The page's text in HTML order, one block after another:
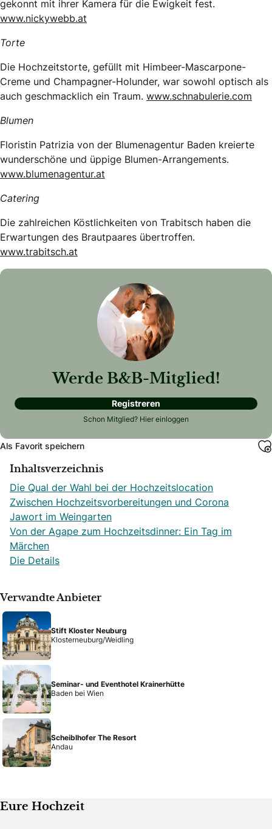
gekonnt mit ihrer Kamera für die Ewigkeit fest.
www.nickywebb.at
Torte
Die Hochzeitstorte, gefüllt mit Himbeer-Mascarpone-
Creme und Champagner-Holunder, war sowohl optisch als
auch geschmacklich ein Traum. www.schnabulerie.com
Blumen
Floristin Patrizia von der Blumenagentur Baden kreierte
wunderschöne und üppige Blumen-Arrangements.
www.blumenagentur.at
Catering
Die zahlreichen Köstlichkeiten von Trabitsch haben die
Erwartungen des Brautpaares übertroffen.
www.trabitsch.at
Werde B&B-Mitglied!
Registreren
Schon Mitglied? Hier einloggen
Als Favorit speichern
Inhaltsverzeichnis
Die Qual der Wahl bei der Hochzeitslocation
Zwischen Hochzeitsvorbereitungen und Corona
Jawort im Weingarten
Von der Agape zum Hochzeitsdinner: Ein Tag im
Märchen
Die Details
Verwandte Anbieter
Stift Kloster Neuburg
Klosterneuburg/Weidling
Seminar- und Eventhotel Krainerhütte
Baden bei Wien
Scheiblhofer The Resort
Andau
Eure Hochzeit